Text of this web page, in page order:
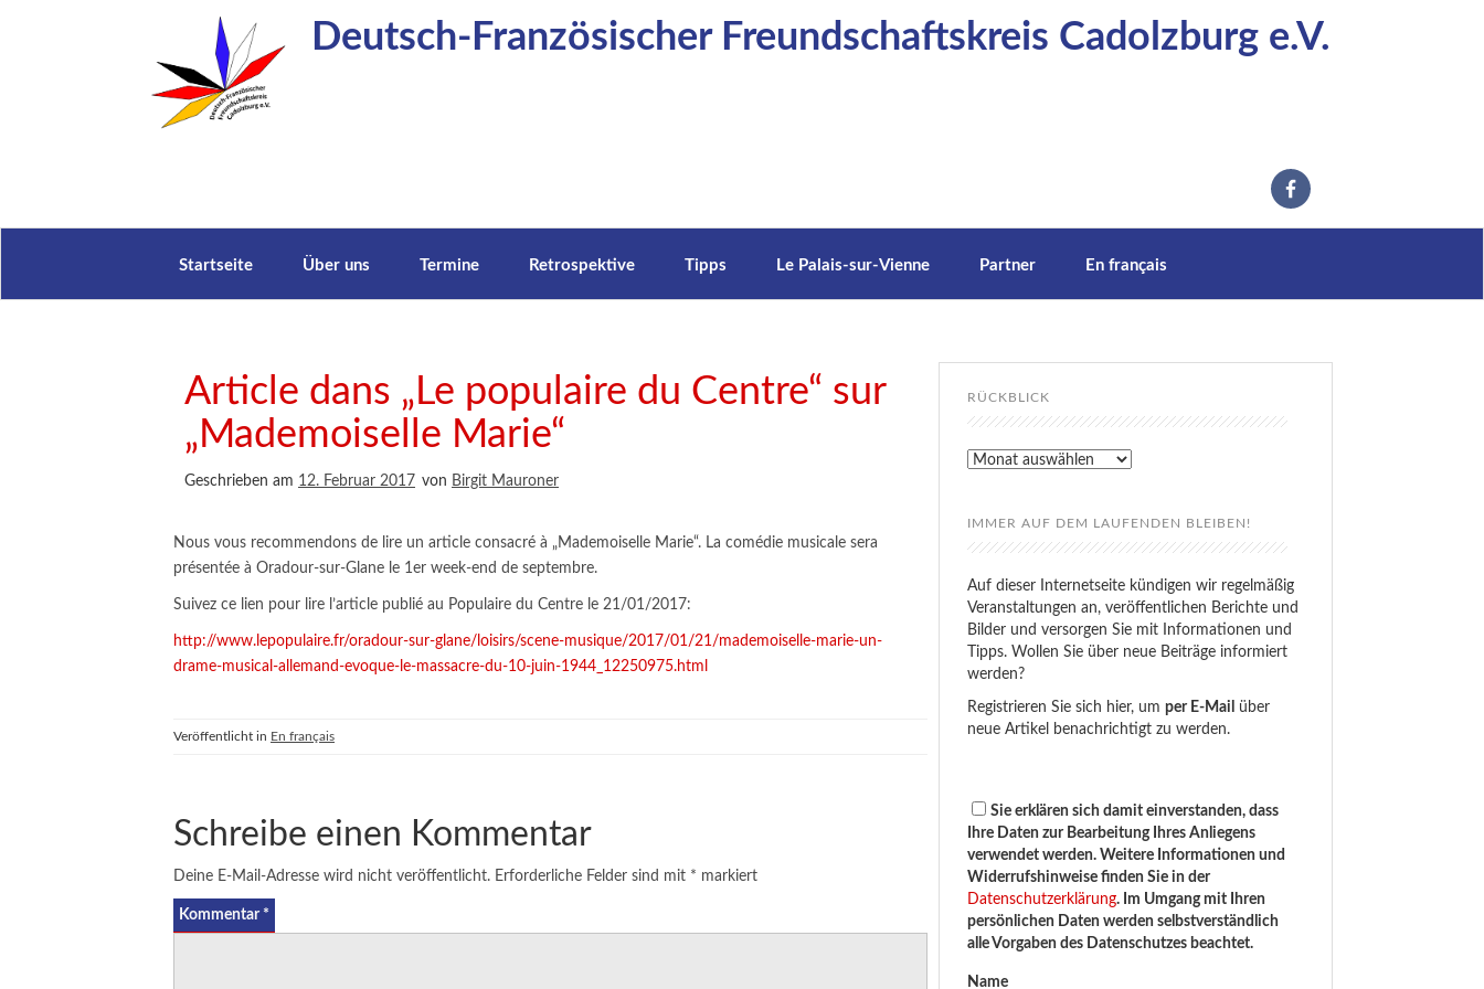
Deutsch-Französischer Freundschaftskreis Cadolzburg e.V.
Startseite Über uns Termine Retrospektive Tipps Le Palais-sur-Vienne Partner En français
Article dans „Le populaire du Centre“ sur
„Mademoiselle Marie“
Geschrieben am 12. Februar 2017 von Birgit Mauroner
Nous vous recommendons de lire un article consacré à „Mademoiselle Marie“. La comédie musicale sera
présentée à Oradour-sur-Glane le 1er week-end de septembre.
Suivez ce lien pour lire l’article publié au Populaire du Centre le 21/01/2017:
http://www.lepopulaire.fr/oradour-sur-glane/loisirs/scene-musique/2017/01/21/mademoiselle-marie-un-
drame-musical-allemand-evoque-le-massacre-du-10-juin-1944_12250975.html
Veröffentlicht in En français
Schreibe einen Kommentar
Deine E-Mail-Adresse wird nicht veröffentlicht. Erforderliche Felder sind mit * markiert
Kommentar *
RÜCKBLICK
Rückblick
IMMER AUF DEM LAUFENDEN BLEIBEN!
Auf dieser Internetseite kündigen wir regelmäßig
Veranstaltungen an, veröffentlichen Berichte und
Bilder und versorgen Sie mit Informationen und
Tipps. Wollen Sie über neue Beiträge informiert
werden?
Registrieren Sie sich hier, umper E-Mail
über
neue Artikel benachrichtigt zu werden.
Sie erklären sich damit einverstanden, dass
Ihre Daten zur Bearbeitung Ihres Anliegens
verwendet werden. Weitere Informationen und
Widerrufshinweise finden Sie in der
Datenschutzerklärung. Im Umgang mit Ihren
persönlichen Daten werden selbstverständlich
alle Vorgaben des Datenschutzes beachtet.
Name